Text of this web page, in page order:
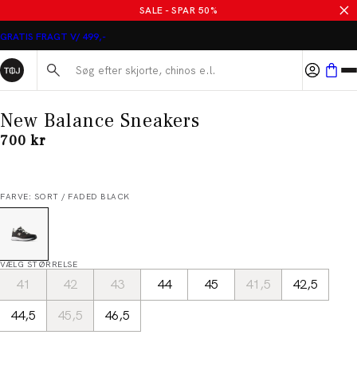
SALE - SPAR 50%
GRATIS FRAGT V/ 499,-
Søg her...
New Balance Sneakers
I alt (inkl. rabat)
700 kr
FARVE: SORT / FADED BLACK
VÆLG STØRRELSE
41 42 43 44 45 41,5
42,5
44,5
45,5 46,5